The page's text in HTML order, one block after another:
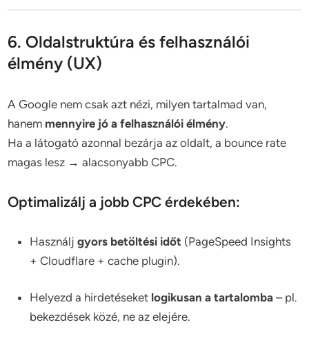
6. Oldalstruktúra és felhasználói
élmény (UX)
A Google nem csak azt nézi, milyen tartalmad van,
hanem mennyire jó a felhasználói élmény.
Ha a látogató azonnal bezárja az oldalt, a bounce rate
magas lesz → alacsonyabb CPC.
Optimalizálj a jobb CPC érdekében:
Használjgyors betöltési időt (PageSpeed Insights
+ Cloudflare + cache plugin).
Helyezd a hirdetéseket logikusan a tartalomba – pl.
bekezdések közé, ne az elejére.